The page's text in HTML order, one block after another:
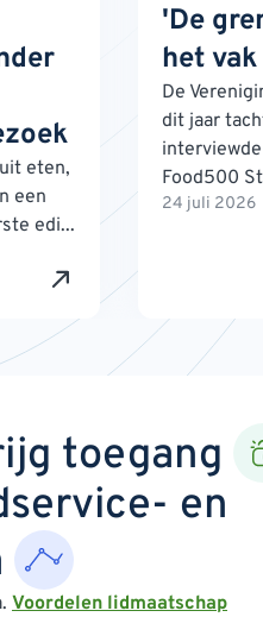
eten,
een
edi...
'De
het
De
dit jaar
Food500
24 juli 2026
toegang
en
Voordelen lidmaatschap